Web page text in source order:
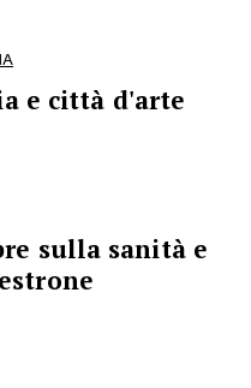
e città d'arte
sulla sanità e